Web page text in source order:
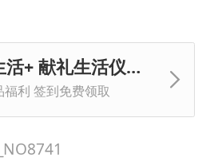
网易生活+ 献礼生活仪式感
福利 签到免费领取